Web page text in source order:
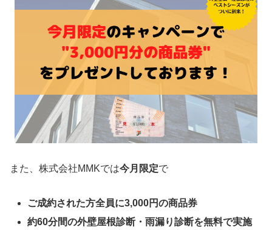
また、株式会社MMKでは今月限定で
ご成約された方全員に3,000円の商品券
約60分間の外壁屋根診断・雨漏り診断を無料で実施